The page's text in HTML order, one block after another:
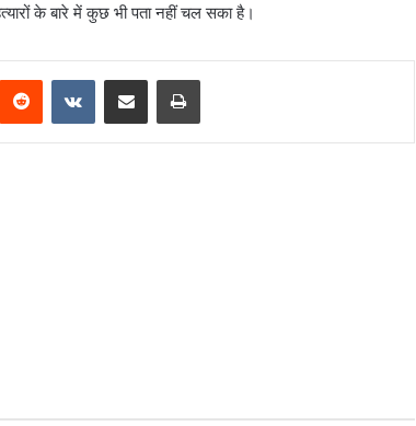
के बारे में कुछ भी पता नहीं चल सका है।
Reddit VKontakteShare via Email Print